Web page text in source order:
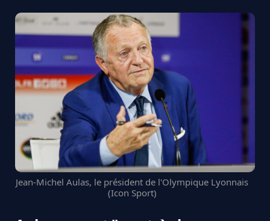
Jean-Michel Aulas, le président de l'Olympique Lyonnais
(Icon Sport)